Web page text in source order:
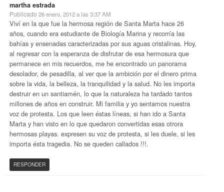
martha estrada
Publicado26 enero, 2012 a las 3:37 AM
Viví en la que fue la hermosa región de Santa Marta hace 26
años, cuando era estudiante de Biología Marina y recorría las
bahías y ensenadas caracterizadas por sus aguas cristalinas. Hoy,
al regresar con la esperanza de disfrutar de esa hermosura que
permanece en mis recuerdos, me he encontrado un panorama
desolador, de pesadilla, al ver que la ambición por el dinero prima
sobre la vida, la belleza, la tranquilidad y la salud. No les importa
destruir en un santiamén, lo que la naturaleza ha tardado tantos
millones de años en construir. Mi familia y yo sentamos nuestra
voz de protesta. Los que leen éstas líneas, si han ido a Santa
Marta y han visto en lo que quedaron convertidas esas otrora
hermosas playas. expresen su voz de protesta, si les duele, si les
importa ésta tragedia. No se queden callados !!!.
RESPONDER